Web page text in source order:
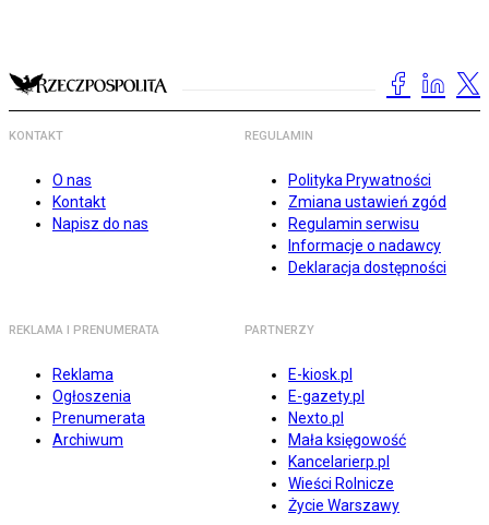
KONTAKT
O nas
Kontakt
Napisz do nas
REGULAMIN
Polityka Prywatności
Zmiana ustawień zgód
Regulamin serwisu
Informacje o nadawcy
Deklaracja dostępności
REKLAMA I PRENUMERATA
Reklama
Ogłoszenia
Prenumerata
Archiwum
PARTNERZY
E-kiosk.pl
E-gazety.pl
Nexto.pl
Mała księgowość
Kancelarierp.pl
Wieści Rolnicze
Życie Warszawy